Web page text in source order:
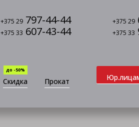
+375 29 797-44-44 +375 29
+375 33 607-43-44 +375 33
Скидка
до -50%
Прокат